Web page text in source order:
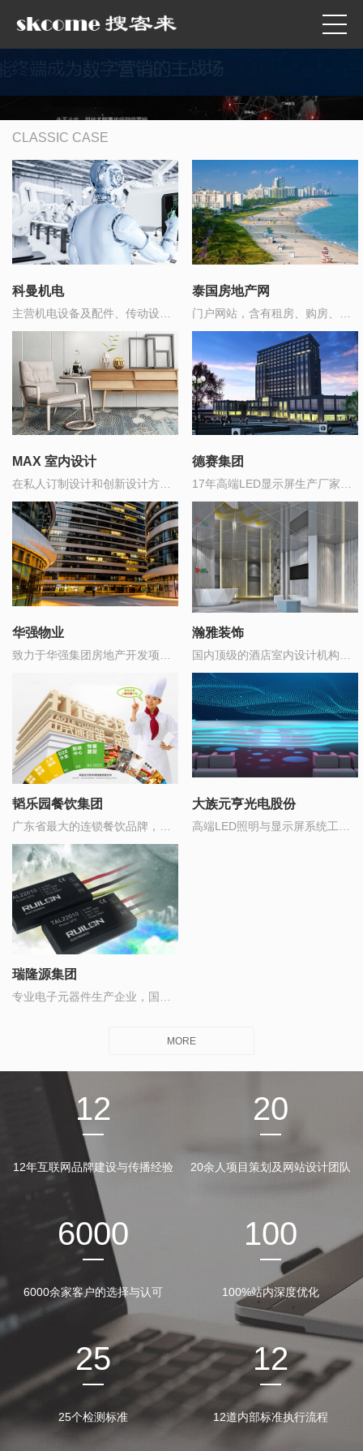
CLASSIC CASE
科曼机电
主营机电设备及配件、传动设备
销售
泰国房地产网
门户网站，含有租房、购房、家
政服务、物业缴费 等在线支付的
功能
MAX 室内设计
在私人订制设计和创新设计方面
领先于室内设计行业
德赛集团
17年高端LED显示屏生产厂家，
中国制造500强企业
华强物业
致力于华强集团房地产开发项目
瀚雅装饰
国内顶级的酒店室内设计机构之
一
韬乐园餐饮集团
广东省最大的连锁餐饮品牌，董
事长“孙亚富”2018年入选广东省
十大青年企业家
大族元亨光电股份
高端LED照明与显示屏系统工程
瑞隆源集团
专业电子元器件生产企业，国产
MORE
12
12年互联网品牌建设与传播经验
20
20余人项目策划及网站设计团队
6000
6000余家客户的选择与认可
100
100%站内深度优化
25
25个检测标准
12
12道内部标准执行流程
公司网站签约 公司招聘 网站建设知识